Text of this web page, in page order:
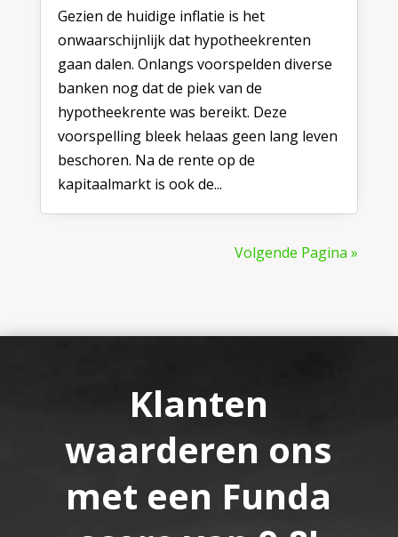
Gezien de huidige inflatie is het
onwaarschijnlijk dat hypotheekrenten
gaan dalen. Onlangs voorspelden diverse
banken nog dat de piek van de
hypotheekrente was bereikt. Deze
voorspelling bleek helaas geen lang leven
beschoren. Na de rente op de
kapitaalmarkt is ook de...
Volgende Pagina »
Klanten
waarderen ons
met een Funda